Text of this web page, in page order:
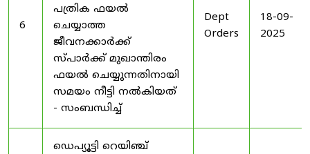
6
പത്രിക ഫയൽ
ചെയ്യാത്ത
ജീവനക്കാർക്ക്
സ്പാർക്ക് മുഖാന്തിരം
ഫയൽ ചെയ്യുന്നതിനായി
സമയം നീട്ടി നൽകിയത്
- സംബന്ധിച്ച്
Dept
Orders
18-09-
2025
ഡെപ്യൂട്ടി റെയിഞ്ച്